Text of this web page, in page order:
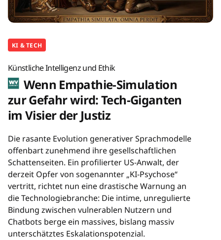
KI & TECH
Künstliche Intelligenz und Ethik
Wenn Empathie-Simulation
zur Gefahr wird: Tech-Giganten
im Visier der Justiz
Die rasante Evolution generativer Sprachmodelle
offenbart zunehmend ihre gesellschaftlichen
Schattenseiten. Ein profilierter US-Anwalt, der
derzeit Opfer von sogenannter „KI-Psychose“
vertritt, richtet nun eine drastische Warnung an
die Technologiebranche: Die intime, unregulierte
Bindung zwischen vulnerablen Nutzern und
Chatbots berge ein massives, bislang massiv
unterschätztes Eskalationspotenzial.